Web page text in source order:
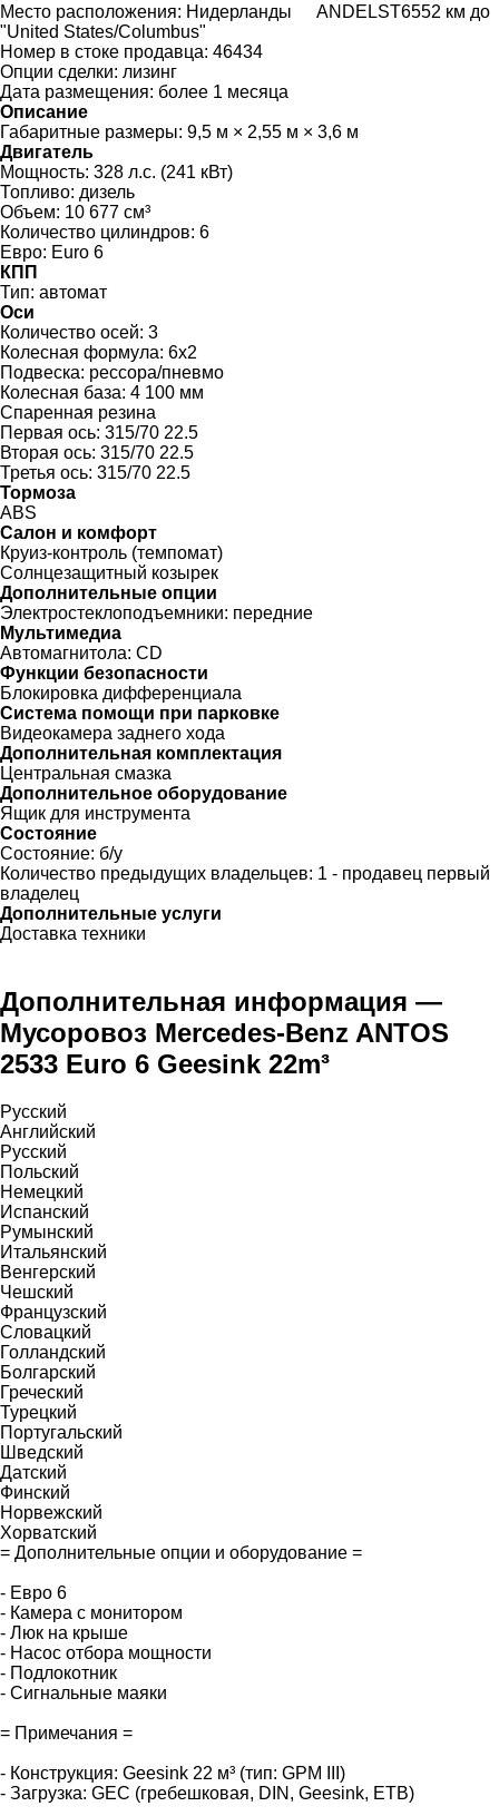
Место расположения: Нидерланды ANDELST6552 км до
"United States/Columbus"
Номер в стоке продавца: 46434
Опции сделки: лизинг
Дата размещения: более 1 месяца
Описание
Габаритные размеры: 9,5 м × 2,55 м × 3,6 м
Двигатель
Мощность: 328 л.с. (241 кВт)
Топливо: дизель
Объем: 10 677 см³
Количество цилиндров: 6
Евро: Euro 6
КПП
Тип: автомат
Оси
Количество осей: 3
Колесная формула: 6x2
Подвеска: рессора/пневмо
Колесная база: 4 100 мм
Спаренная резина
Первая ось: 315/70 22.5
Вторая ось: 315/70 22.5
Третья ось: 315/70 22.5
Тормоза
ABS
Салон и комфорт
Круиз-контроль (темпомат)
Солнцезащитный козырек
Дополнительные опции
Электростеклоподъемники: передние
Мультимедиа
Автомагнитола: CD
Функции безопасности
Блокировка дифференциала
Система помощи при парковке
Видеокамера заднего хода
Дополнительная комплектация
Центральная смазка
Дополнительное оборудование
Ящик для инструмента
Состояние
Состояние: б/у
Количество предыдущих владельцев: 1 - продавец первый
владелец
Дополнительные услуги
Доставка техники
Дополнительная информация —
Мусоровоз Mercedes-Benz ANTOS
2533 Euro 6 Geesink 22m³
Русский
Английский
Русский
Польский
Немецкий
Испанский
Румынский
Итальянский
Венгерский
Чешский
Французский
Словацкий
Голландский
Болгарский
Греческий
Турецкий
Португальский
Шведский
Датский
Финский
Норвежский
Хорватский
= Дополнительные опции и оборудование =
- Евро 6
- Камера с монитором
- Люк на крыше
- Насос отбора мощности
- Подлокотник
- Сигнальные маяки
= Примечания =
- Конструкция: Geesink 22 м³ (тип: GPM III)
- Загрузка: GEC (гребешковая, DIN, Geesink, ETB)